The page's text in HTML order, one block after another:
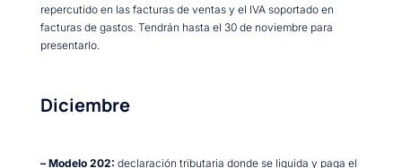
repercutido en las facturas de ventas y el IVA soportado en
facturas de gastos. Tendrán hasta el 30 de noviembre para
presentarlo.
Diciembre
– Modelo 202: declaración tributaria donde se liquida y paga el